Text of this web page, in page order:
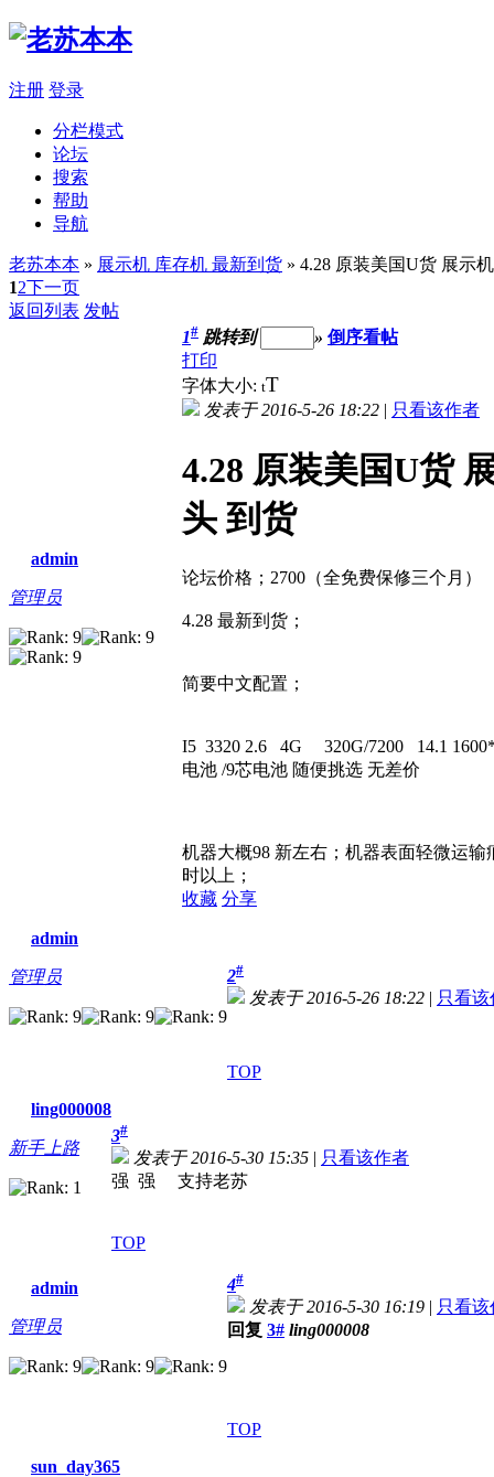
注册 登录
分栏模式
论坛
搜索
帮助
导航
老苏本本 » 展示机 库存机 最新到货 » 4.28 原装美国U货 展示
12下一页
返回列表 发帖
admin
管理员
1# 跳转到 » 倒序看帖
打印
字体大小: tT
发表于 2016-5-26 18:22 | 只看该作者
4.28 原装美国U货
头 到货
论坛价格；2700（全免费保修三个月）
4.28 最新到货；
简要中文配置；
I5 3320 2.6 4G 320G/7200 14.1
电池 /9芯电池 随便挑选 无差价
机器大概98 新左右；机器表面轻微运
时以上；
收藏 分享
admin
管理员 2#
发表于 2016-5-26 18:22 | 只看该
TOP
ling000008
新手上路
3#
发表于 2016-5-30 15:35 | 只看该作者
强 强
支持老苏
TOP
admin
管理员
4#
发表于 2016-5-30 16:19 | 只看该
回复 3# ling000008
TOP
sun_day365